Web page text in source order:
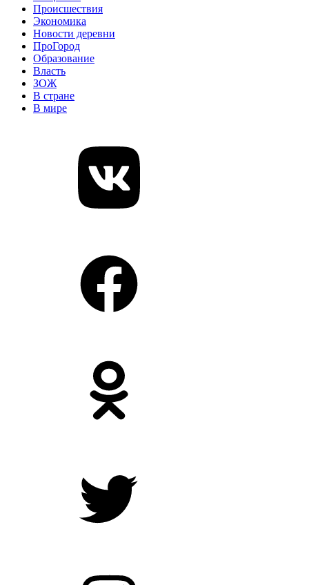
Происшествия
Экономика
Новости деревни
ПроГород
Образование
Власть
ЗОЖ
В стране
В мире